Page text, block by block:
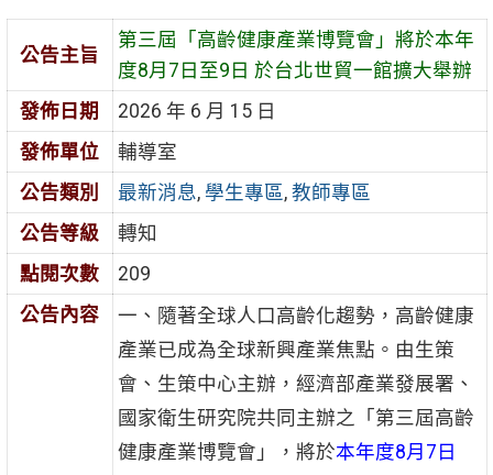
公告主旨
第三屆「高齡健康產業博覽會」將於本年
度8月7日至9日 於台北世貿一館擴大舉辦
發佈日期
2026 年 6 月 15 日
發佈單位
輔導室
公告類別
最新消息, 學生專區, 教師專區
公告等級
轉知
點閱次數
209
公告內容
一、隨著全球人口高齡化趨勢，高齡健康
產業已成為全球新興產業焦點。由生策
會、生策中心主辦，經濟部產業發展署、
國家衛生研究院共同主辦之「第三屆高齡
健康產業博覽會」，將於本年度8月7日